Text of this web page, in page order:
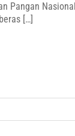
Pangan
[…]